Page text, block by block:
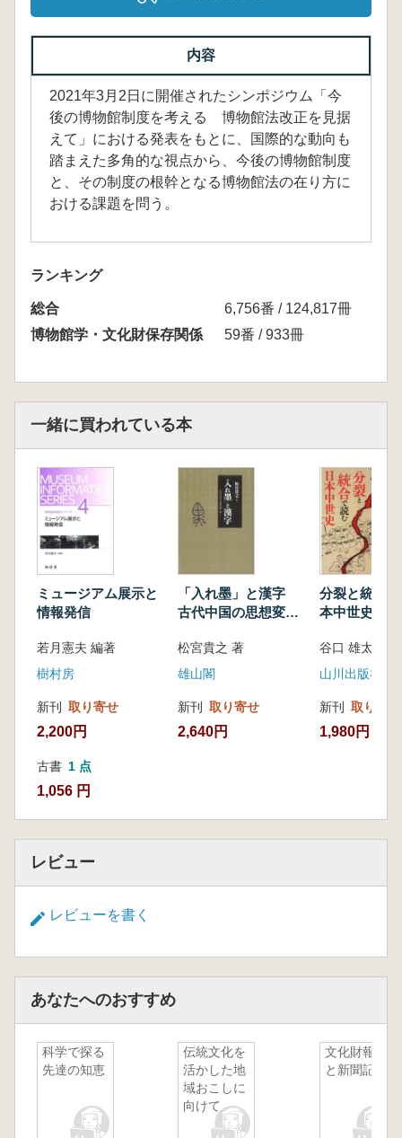
内容
2021年3月2日に開催されたシンポジウム「今
後の博物館制度を考える 博物館法改正を見据
えて」における発表をもとに、国際的な動向も
踏まえた多角的な視点から、今後の博物館制度
と、その制度の根幹となる博物館法の在り方に
おける課題を問う。
ランキング
総合
6,756番 / 124,817冊
博物館学・文化財保存関係
59番 / 933冊
一緒に買われている本
ミュージアム展示と
情報発信
若月憲夫 編著
樹村房
新刊 取り寄せ
2,200円
古書 1 点
1,056 円
「入れ墨」と漢字
古代中国の思想変貌
松宮貴之 著
雄山閣
新刊 取り寄せ
2,640円
分裂と統合
本中世史
谷口 雄太 著
山川出版社
新刊 取り寄せ
1,980円
レビュー
レビューを書く
あなたへのおすすめ
科学で探る
先達の知恵
伝統文化を
活かした地
域おこしに
向けて
文化財報道
と新聞記者